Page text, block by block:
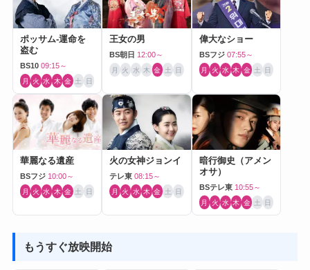
ポッサム-運命を
盗む
BS10 09:15～
月 火 水 木 金 土 日
王女の男
BS朝日 12:00～
月 火 水 木 金 土 日
偉大なショー
BSフジ 07:55～
月 火 水 木 金 土 日
華麗なる遺産
BSフジ 10:00～
月 火 水 木 金 土 日
火の女神ジョンイ
テレ東 08:15～
月 火 水 木 金 土 日
暗行御史（アメン
オサ）
BSテレ東 10:55～
月 火 水 木 金 土 日
もうすぐ放映開始